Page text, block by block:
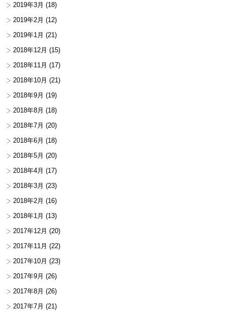
2019年3月 (18)
2019年2月 (12)
2019年1月 (21)
2018年12月 (15)
2018年11月 (17)
2018年10月 (21)
2018年9月 (19)
2018年8月 (18)
2018年7月 (20)
2018年6月 (18)
2018年5月 (20)
2018年4月 (17)
2018年3月 (23)
2018年2月 (16)
2018年1月 (13)
2017年12月 (20)
2017年11月 (22)
2017年10月 (23)
2017年9月 (26)
2017年8月 (26)
2017年7月 (21)